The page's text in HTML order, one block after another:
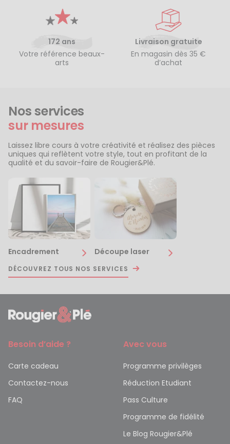
172 ans
Votre référence beaux-
arts
Livraison gratuite
En magasin dès 35 €
d’achat
Nos services
sur mesures
Laissez libre cours à votre créativité et réalisez des pièces
uniques qui reflètent votre style, tout en profitant de la
qualité et du savoir-faire de Rougier&Plé.
Encadrement Découpe laser
DÉCOUVREZ TOUS NOS SERVICES
Besoin d’aide ?
Carte cadeau
Contactez-nous
FAQ
Avec vous
Programme privilèges
Réduction Etudiant
Pass Culture
Programme de fidélité
Le Blog Rougier&Plé